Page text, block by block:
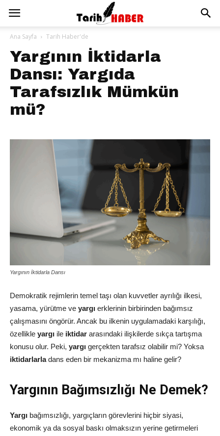
Ana Sayfa Tarih Haber'de
Yargının İktidarla
Dansı: Yargıda
Tarafsızlık Mümkün
mü?
Yargının İktidarla Dansı
Demokratik rejimlerin temel taşı olan kuvvetler ayrılığı ilkesi,
yasama, yürütme ve yargı erklerinin birbirinden bağımsız
çalışmasını öngörür. Ancak bu ilkenin uygulamadaki karşılığı,
özellikle yargı ile iktidar arasındaki ilişkilerde sıkça tartışma
konusu olur. Peki, yargı gerçekten tarafsız olabilir mi? Yoksa
iktidarlarladans eden bir mekanizma mı haline gelir?
Yargının Bağımsızlığı Ne Demek?
Yargı bağımsızlığı, yargıçların görevlerini hiçbir siyasi,
ekonomik ya da sosyal baskı olmaksızın yerine getirmeleri